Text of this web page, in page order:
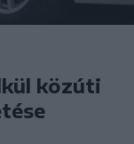
közúti